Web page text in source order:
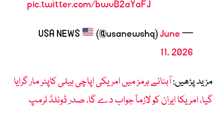
pic.twitter.com/bwvB2aYaFJ
— USA NEWS
(@usanewshq)June
11, 2026
مزید پڑھیں:آبنائے ہرمز میں امریکی اپاچی ہیلی کاپٹر مار گرایا
گیا، امریکا ایران کو لازماً جواب دے گا، صدر ڈونلڈ ٹرمپ